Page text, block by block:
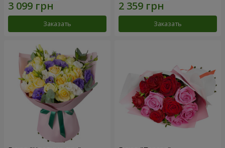
Заказать Заказать